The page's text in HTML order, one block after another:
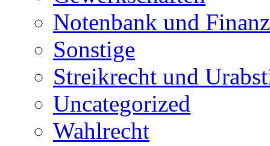
Notenbank und
Sonstige
Streikrecht und
Uncategorized
Wahlrecht